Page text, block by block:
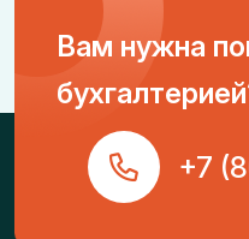
Вам нужна
+7